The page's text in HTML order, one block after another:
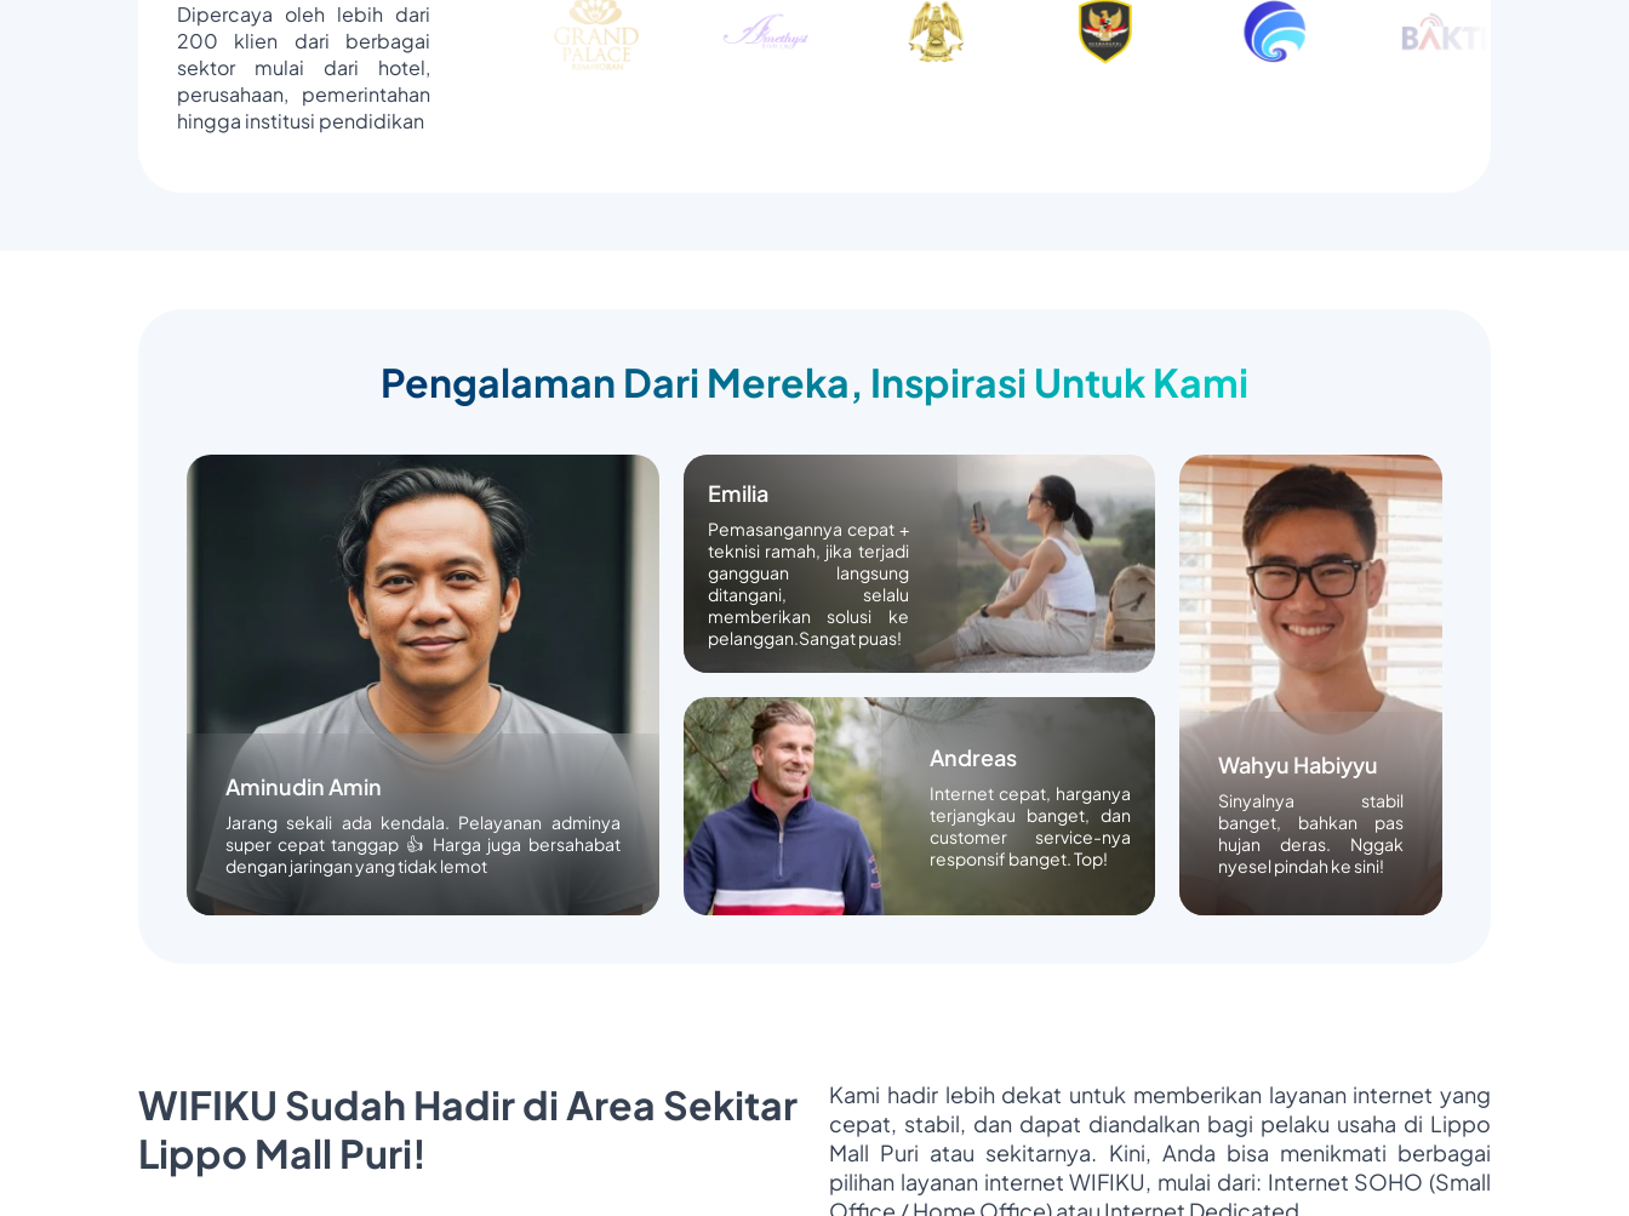
Dipercaya oleh lebih dari
200 klien dari berbagai
sektor mulai dari hotel,
perusahaan, pemerintahan
hingga institusi pendidikan
Pengalaman Dari Mereka, Inspirasi Untuk Kami
Aminudin Amin
Jarang sekali ada kendala. Pelayanan adminya
super cepat tanggap 👍 Harga juga bersahabat
dengan jaringan yang tidak lemot
Emilia
Pemasangannya cepat +
teknisi ramah, jika terjadi
gangguan langsung
ditangani, selalu
memberikan solusi ke
pelanggan.Sangat puas!
Wahyu Habiyyu
Sinyalnya stabil
banget, bahkan pas
hujan deras. Nggak
nyesel pindah ke sini!
Andreas
Internet cepat, harganya
terjangkau banget, dan
customer service-nya
responsif banget. Top!
WIFIKU Sudah Hadir di Area Sekitar
Lippo Mall Puri!
Kami hadir lebih dekat untuk memberikan layanan internet yang
cepat, stabil, dan dapat diandalkan bagi pelaku usaha di Lippo
Mall Puri atau sekitarnya. Kini, Anda bisa menikmati berbagai
pilihan layanan internet WIFIKU, mulai dari: Internet SOHO (Small